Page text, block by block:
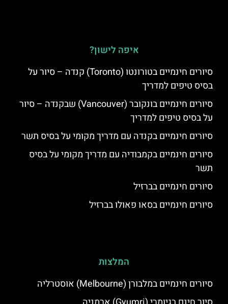
איפה לישון?
סיורים חינמיים בטורונטו (Toronto) קנדה – סיור על
בסיס טיפים למדריך
סיורים חינמיים בונקובר (Vancouver) שבקנדה – סיור
על בסיס טיפים למדריך
סיורים חינמיים בקנדה עם מדריך מקומי על בסיס תשר
סיורים חינמיים בקמבודיה עם מדריך מקומי על בסיס
תשר
סיורים חינמיים בברזיל
סיורים חינמיים בסאו פאולו בברזיל
המלצות
סיורים חינמיים במלבורן (Melbourne) אוסטרליה